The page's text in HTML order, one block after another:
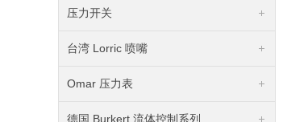
压力开关
台湾 Lorric 喷嘴
Omar 压力表
德国 Burkert 流体控制系列